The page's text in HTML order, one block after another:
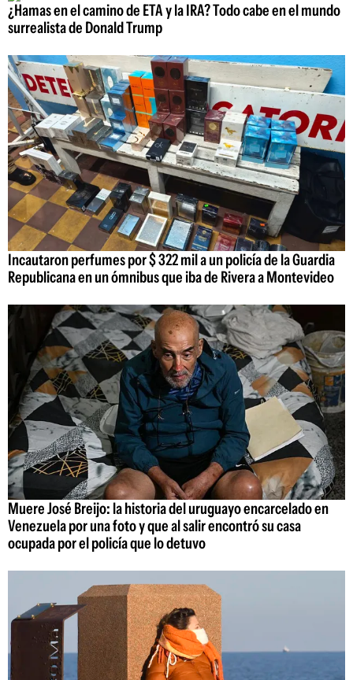
¿Hamas en el camino de ETA y la IRA? Todo cabe en el mundo
surrealista de Donald Trump
Incautaron perfumes por $ 322 mil a un policía de la Guardia
Republicana en un ómnibus que iba de Rivera a Montevideo
Muere José Breijo: la historia del uruguayo encarcelado en
Venezuela por una foto y que al salir encontró su casa
ocupada por el policía que lo detuvo